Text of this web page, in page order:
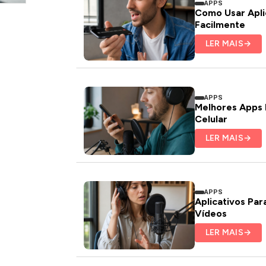
APPS
Como Usar
Facilmente
LER MAIS→
APPS
Melhores Apps
Celular
LER MAIS→
APPS
Aplicativos
Vídeos
LER MAIS→